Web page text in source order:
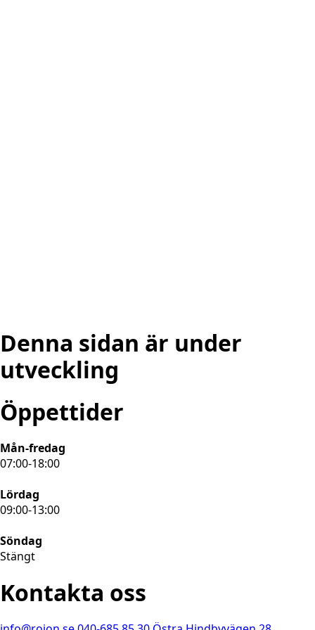
Denna sidan är under
utveckling
Öppettider
Mån-fredag
07:00-18:00
Lördag
09:00-13:00
Söndag
Stängt
Kontakta oss